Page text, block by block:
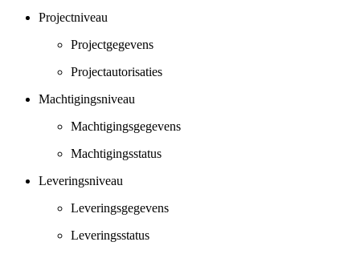
Projectniveau
Projectgegevens
Projectautorisaties
Machtigingsniveau
Machtigingsgegevens
Machtigingsstatus
Leveringsniveau
Leveringsgegevens
Leveringsstatus